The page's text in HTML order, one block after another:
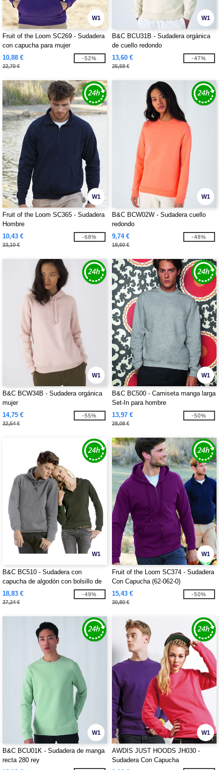
W1
Fruit of the Loom SC269 - Sudadera
con capucha para mujer
10,88 €
22,70 €
-52%
W1
B&C BCU31B - Sudadera orgánica
de cuello redondo
13,60 €
25,68 €
-47%
W1
Fruit of the Loom SC365 - Sudadera
Hombre
10,43 €
33,10 €
-68%
W1
B&C BCW02W - Sudadera cuello
redondo
9,74 €
18,60 €
-48%
W1
B&C BCW34B - Sudadera orgánica
mujer
14,75 €
32,54 €
-55%
W1
B&C BC500 - Camiseta manga larga
Set-In para hombre
13,97 €
28,08 €
-50%
W1
B&C BC510 - Sudadera con
capucha de algodón con bolsillo de
canguro para hombre
18,83 €
37,24 €
-49%
W1
Fruit of the Loom SC374 - Sudadera
Con Capucha (62-062-0)
15,43 €
30,80 €
-50%
W1
B&C BCU01K - Sudadera de manga
recta 280 rey
W1
AWDIS JUST HOODS JH030 -
Sudadera Con Capucha